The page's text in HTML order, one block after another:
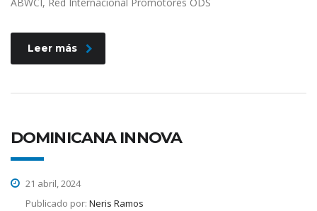
ABWCI, Red Internacional Promotores ODS
Leer más
DOMINICANA INNOVA
21 abril, 2024
Publicado por: Neris Ramos